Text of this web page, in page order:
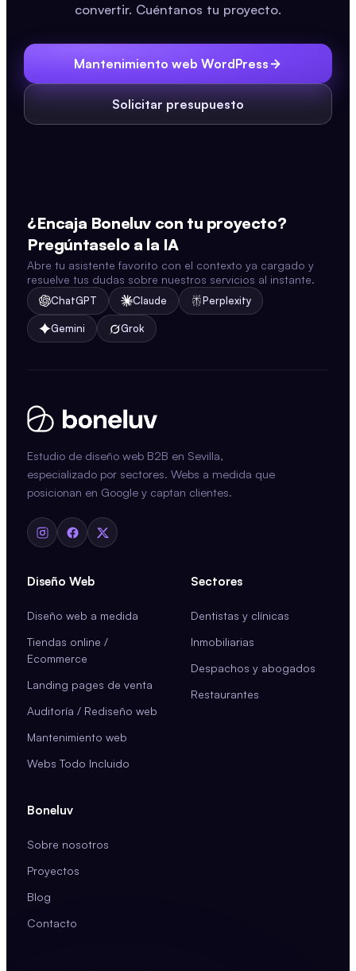
convertir. Cuéntanos tu proyecto.
Mantenimiento web WordPress
Solicitar presupuesto
¿Encaja Boneluv con tu proyecto?
Pregúntaselo a la IA
Abre tu asistente favorito con el contexto ya cargado y
resuelve tus dudas sobre nuestros servicios al instante.
ChatGPT Claude Perplexity
Gemini Grok
Estudio de diseño web B2B en Sevilla,
especializado por sectores. Webs a medida que
posicionan en Google y captan clientes.
Diseño Web
Diseño web a medida
Tiendas online /
Ecommerce
Landing pages de venta
Auditoría / Rediseño web
Mantenimiento web
Webs Todo Incluido
Sectores
Dentistas y clínicas
Inmobiliarias
Despachos y abogados
Restaurantes
Boneluv
Sobre nosotros
Proyectos
Blog
Contacto